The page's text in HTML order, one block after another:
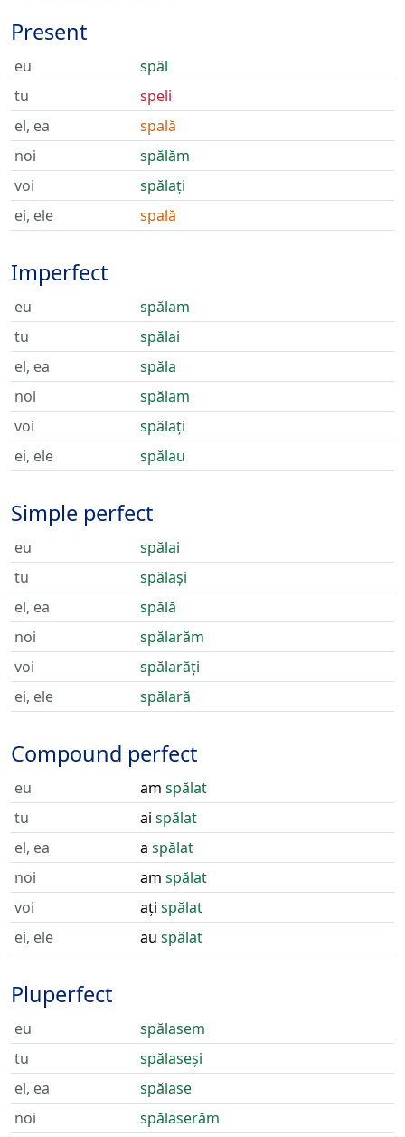
Present
eu
spăl
tu
speli
el, ea
spală
noi
spălăm
voi
spălați
ei, ele
spală
Imperfect
eu
spălam
tu
spălai
el, ea
spăla
noi
spălam
voi
spălați
ei, ele
spălau
Simple perfect
eu
spălai
tu
spălași
el, ea
spălă
noi
spălarăm
voi
spălarăți
ei, ele
spălară
Compound perfect
eu am spălat
tu
ai spălat
el, ea
a spălat
noi
am spălat
voi
ați spălat
ei, ele
au spălat
Pluperfect
eu
spălasem
tu
spălaseși
el, ea
spălase
noi
spălaserăm